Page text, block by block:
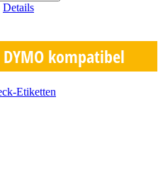
Details
DYMO kompatibel